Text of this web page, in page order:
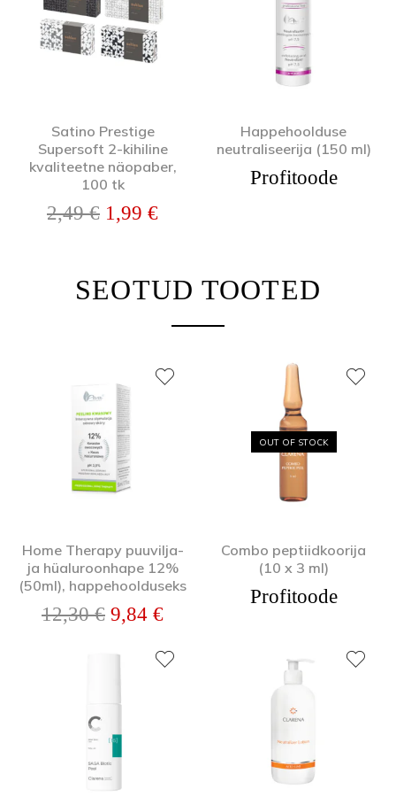
Satino Prestige
Supersoft 2-kihiline
kvaliteetne näopaber,
100 tk
2,49€ Algne hind oli: 2,49 €.
1,99 €Praegune hind on: 1,99 €.
Happehoolduse
neutraliseerija (150 ml)
Profitoode
SEOTUD TOOTED
Home Therapy puuvilja-
ja hüaluroonhape 12%
(50ml), happehoolduseks
12,30€ Algne hind oli: 12,30 €.
9,84 €Praegune hind on: 9,84 €.
OUT OF STOCK
Combo peptiidkoorija
(10 x 3 ml)
Profitoode